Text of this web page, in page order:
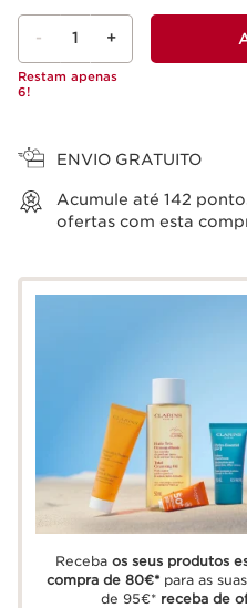
- 1 +
Restam apenas
6!
ENVIO GRATUITO
Acumule até 142
ofertas com esta
Recebaos seus produtos
compra de 80€* para as
de 95€* receba de